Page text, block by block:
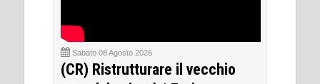
Sabato 08 Agosto 2026
(CR) Ristrutturare il vecchio